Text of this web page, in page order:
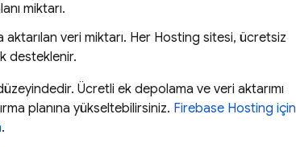
miktarı.
aktarılan veri miktarı. Her Hosting sitesi, ücretsiz
desteklenir.
Ücretli ek depolama ve veri aktarımı
planına yükseltebilirsiniz. Firebase Hosting için
.